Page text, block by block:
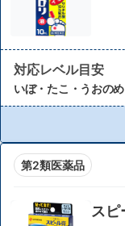
対応レベル目安
いぼ・たこ・うおのめ
第2類医薬品
スピ